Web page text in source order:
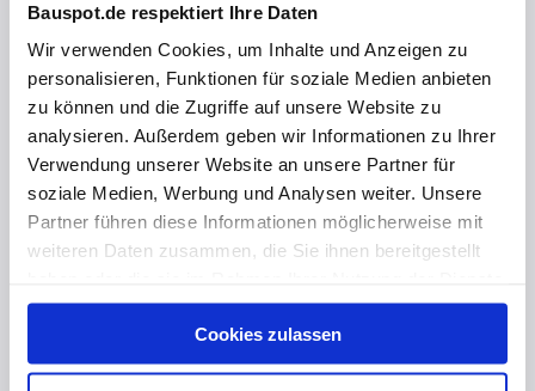
Bauspot.de respektiert Ihre Daten
Wir verwenden Cookies, um Inhalte und Anzeigen zu
personalisieren, Funktionen für soziale Medien anbieten
zu können und die Zugriffe auf unsere Website zu
analysieren. Außerdem geben wir Informationen zu Ihrer
Verwendung unserer Website an unsere Partner für
soziale Medien, Werbung und Analysen weiter. Unsere
Partner führen diese Informationen möglicherweise mit
weiteren Daten zusammen, die Sie ihnen bereitgestellt
gesammelt haben. Hier finden Sie Informationen zum
und unserImpressum.
Cookies zulassen
vor 3 Jahren
Gerätehaus für Seniorenzentrum